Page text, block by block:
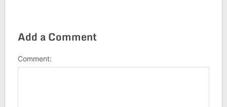
Add a Comment
Comment: